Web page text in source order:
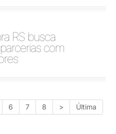
RS busca
com
6 7 8 > Última